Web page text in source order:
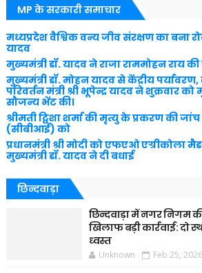
MP के सरकारी समाचार
मध्यप्रदेश वैश्विक वन्य जीव संरक्षण का बना
यादव
मुख्यमंत्री डॉ. यादव ने राजा राममोहन राय
मुख्यमंत्री डॉ. मोहन यादव से केंद्रीय
परिवर्तन मंत्री श्री भूपेन्द्र यादव ने शुक्रवार
सौजन्य भेंट की।
श्रीमती ट्विशा शर्मा की मृत्यु के प्रकरण की
(सीबीआई) को
प्रधानमंत्री श्री मोदी को एफएओ एग्रीकोला
मुख्यमंत्री डॉ. यादव ने दी बधाई
छिन्दवाड़ा
छिन्दवाड़ा में नगर निगम
खिलाफ बड़ी कार्रवाई: दो
ध्वस्त
Unknown Feb 25, 2026